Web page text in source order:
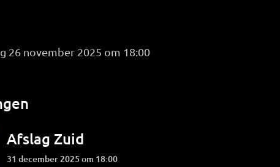
26 november 2025 om 18:00
Afslag Zuid
31 december 2025 om 18:00